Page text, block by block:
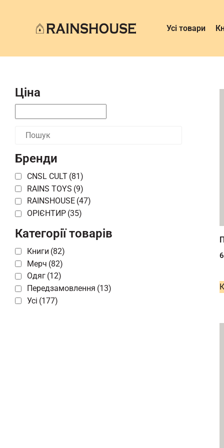
Усі товари
Ціна
Бренди
CNSL CULT (81)
RAINS TOYS (9)
RAINSHOUSE (47)
ОРІЄНТИР (35)
Категорії товарів
Книги (82)
Мерч (82)
Одяг (12)
Передзамовлення (13)
Усі (177)